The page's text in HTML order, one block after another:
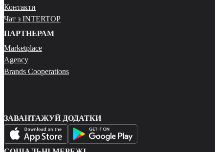
Контакти
Чат з INTERTOP
ПАРТНЕРАМ
Marketplace
Agency
Brands Cooperations
ЗАВАНТАЖУЙ ДОДАТКИ